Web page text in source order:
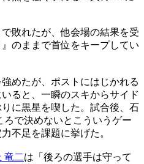
敗れたが、他会場の結果を受
のままで首位をキープしてい
めたが、ポストにはじかれる
ると、一瞬のスキからサイド
に黒星を喫した。試合後、石
で決めないとこういうゲー
不足を課題に挙げた。
竜二は「後ろの選手は守って